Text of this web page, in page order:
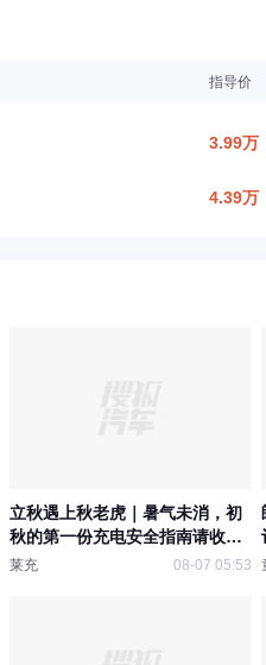
指导价
3.99万
4.39万
立秋遇上秋老虎｜暑气未消，初
秋的第一份充电安全指南请收
好！
莱充 08-07 05:53